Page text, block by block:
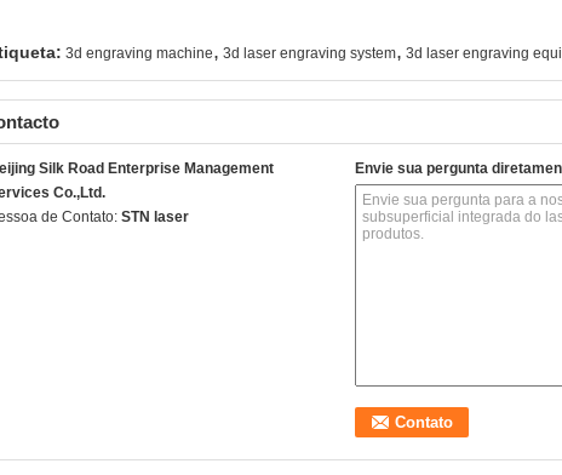
3d engraving machine, 3d laser engraving system, 3d laser engraving
Silk Road Enterprise Management
Co.,Ltd.
de Contato: STN laser
Envie sua pergunta